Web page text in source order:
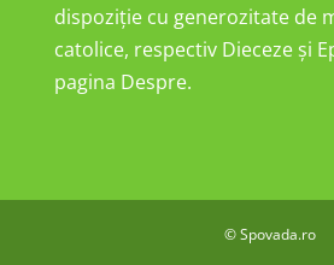
dispoziție cu generozitate de
catolice, respectiv Dieceze și
pagina Despre.
© Spovada.ro